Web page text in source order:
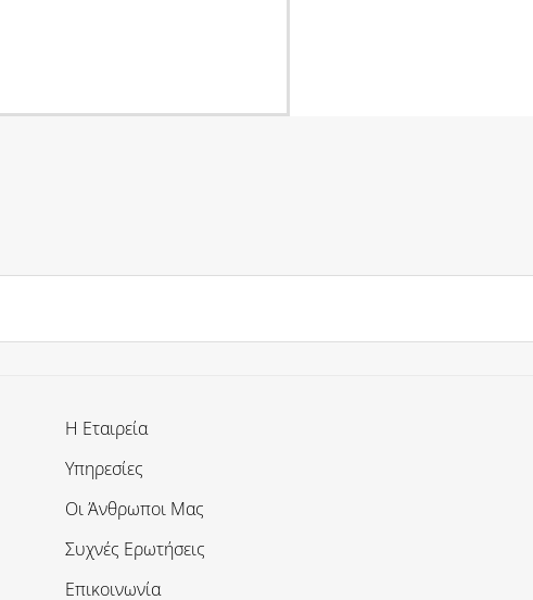
Η Εταιρεία
Υπηρεσίες
Οι Άνθρωποι Μας
Συχνές Ερωτήσεις
Επικοινωνία